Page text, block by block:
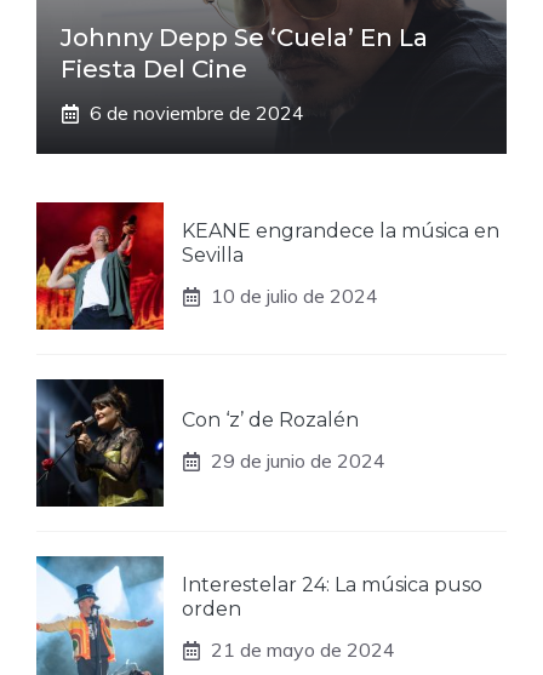
Johnny Depp Se ‘cuela’ En La
Fiesta Del Cine
6 de noviembre de 2024
KEANE engrandece la música en
Sevilla
10 de julio de 2024
Con ‘z’ de Rozalén
29 de junio de 2024
Interestelar 24: La música puso
orden
21 de mayo de 2024